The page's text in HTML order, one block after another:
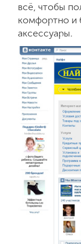
всё, чтобы
комфортно и
аксессуары.